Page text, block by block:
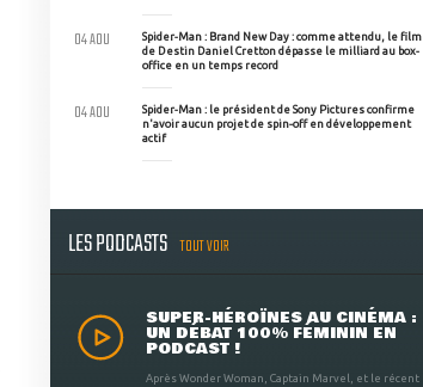
Spider-Man : Brand New Day : comme attendu, le film
de Destin Daniel Cretton dépasse le milliard au box-
office en un temps record
04 AOU
Spider-Man : le président de Sony Pictures confirme
n'avoir aucun projet de spin-off en développement
actif
04 AOU
LES PODCASTS TOUT VOIR
SUPER-HÉROÏNES AU CINÉMA :
UN DÉBAT 100% FÉMININ EN
PODCAST !
Après Wonder Woman, Captain Marvel, et le récent